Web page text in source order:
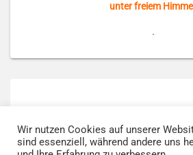
unter freiem
.
Vorherige:Vorheriger
Beitrag:
Tusch des
Monats @ home
Wir nutzen Cookies auf unserer
sind essenziell, während andere uns